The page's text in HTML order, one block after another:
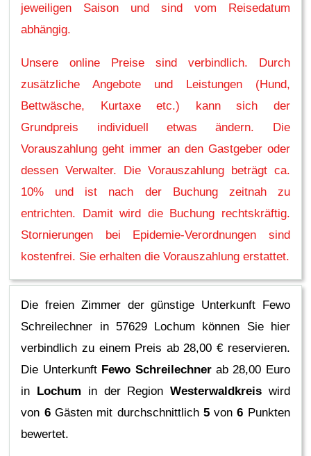
jeweiligen Saison und sind vom Reisedatum
abhängig.
Unsere online Preise sind verbindlich. Durch
zusätzliche Angebote und Leistungen (Hund,
Bettwäsche, Kurtaxe etc.) kann sich der
Grundpreis individuell etwas ändern. Die
Vorauszahlung geht immer an den Gastgeber oder
dessen Verwalter. Die Vorauszahlung beträgt ca.
10% und ist nach der Buchung zeitnah zu
entrichten. Damit wird die Buchung rechtskräftig.
Stornierungen bei Epidemie-Verordnungen sind
kostenfrei. Sie erhalten die Vorauszahlung erstattet.
Die freien Zimmer der günstige Unterkunft Fewo
Schreilechner in 57629 Lochum können Sie hier
verbindlich zu einem Preis ab 28,00 € reservieren.
Die Unterkunft Fewo Schreilechnerab 28,00 Euro
in Lochum in der Region Westerwaldkreis wird
von 6Gästen mit durchschnittlich 5von6 Punkten
bewertet.